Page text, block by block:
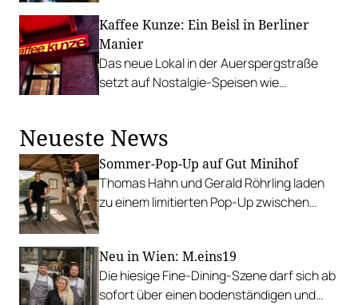
Lime Project.
Kaffee Kunze: Ein Beisl in Berliner
Manier
Das neue Lokal in der Auerspergstraße
setzt auf Nostalgie-Speisen wie
abends in eine Cocktailbar.
Neueste News
Sommer-Pop-Up auf Gut Minihof
Thomas Hahn und Gerald Röhrling laden
zu einem limitierten Pop-Up zwischen
Neu in Wien: M.eins19
Die hiesige Fine-Dining-Szene darf sich ab
sofort über einen bodenständigen und